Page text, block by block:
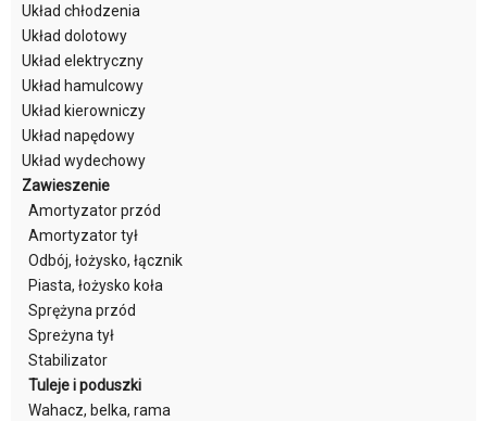
Układ chłodzenia
Układ dolotowy
Układ elektryczny
Układ hamulcowy
Układ kierowniczy
Układ napędowy
Układ wydechowy
Zawieszenie
Amortyzator przód
Amortyzator tył
Odbój, łożysko, łącznik
Piasta, łożysko koła
Sprężyna przód
Spreżyna tył
Stabilizator
Tuleje i poduszki
Wahacz, belka, rama